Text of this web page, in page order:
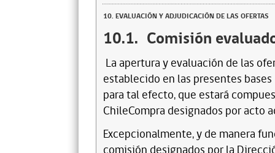
10. EVALUACIÓN Y ADJUDICACIÓN DE LAS OFERTAS
10.1. Comisión
La apertura y evaluación de las
establecido en las presentes
para tal efecto, que estará
ChileCompra designados por
Excepcionalmente, y de manera